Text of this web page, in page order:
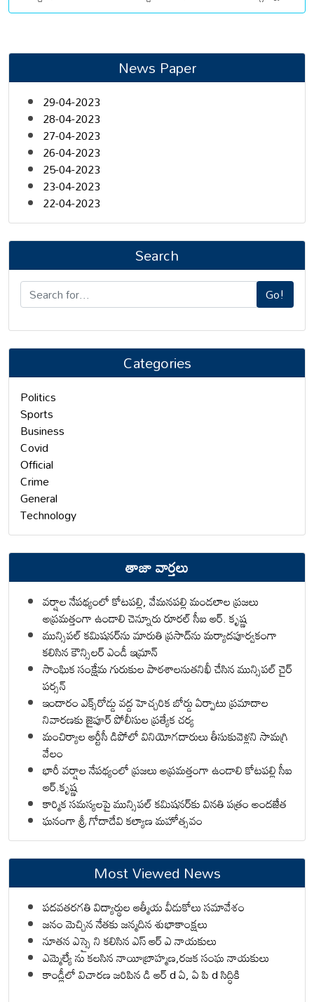
News Paper
29-04-2023
28-04-2023
27-04-2023
26-04-2023
25-04-2023
23-04-2023
22-04-2023
Search
Go!
Categories
Politics
Sports
Business
Covid
Official
Crime
General
Technology
తాజా వార్తలు
వర్షాల నేపథ్యంలో కోటపల్లి, వేమనపల్లి మండలాల ప్రజలు
అప్రమత్తంగా ఉండాలి చెన్నూరు రూరల్ సీఐ ఆర్. కృష్ణ
మున్సిపల్ కమిషనర్‌ను మారుతి ప్రసాద్‌ను మర్యాదపూర్వకంగా
కలిసిన కౌన్సిలర్ ఎండీ ఇమ్రాన్ ​
సాంఘిక సంక్షేమ గురుకుల పాఠశాలనుతనిఖీ చేసిన మున్సిపల్ చైర్
పర్సన్
ఇందారం ఎక్స్‌రోడ్డు వద్ద హెచ్చరిక బోర్డు ఏర్పాటు ప్రమాదాల
నివారణకు జైపూర్ పోలీసుల ప్రత్యేక చర్య
మంచిర్యాల ఆర్టీసీ డిపోలో వినియోగదారులు తీసుకువెళ్లని సామగ్రి
వేలం
భారీ వర్షాల నేపథ్యంలో ప్రజలు అప్రమత్తంగా ఉండాలి కోటపల్లి సీఐ
ఆర్.కృష్ణ
కార్మిక సమస్యలపై మున్సిపల్ కమిషనర్‌కు వినతి పత్రం అందజేత
ఘనంగా శ్రీ గోదాదేవి కల్యాణ మహోత్సవం
Most Viewed News
పదవతరగతి విద్యార్థుల ఆత్మీయ వీడుకోలు సమావేశం
జనం మెచ్చిన నేతకు జన్మదిన శుభాకాంక్షలు
నూతన ఎస్సై ని కలిసిన ఎస్ ఆర్ ఎ నాయకులు
ఎమ్మెల్యే ను కలసిన నాయీబ్రాహ్మణ,రజక సంఘ నాయకులు
కాండ్లీలో విచారణ జరిపిన డి ఆర్ d ఏ, ఏ పి d సిద్ధికి